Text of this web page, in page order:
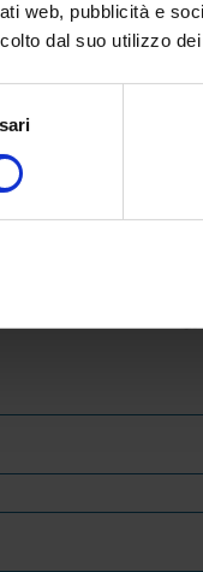
web, pubblicità e
dal suo utilizzo
il form e